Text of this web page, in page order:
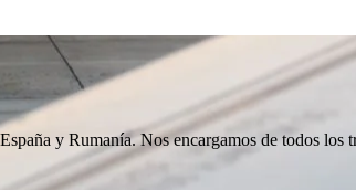
y Rumanía. Nos encargamos de todos los